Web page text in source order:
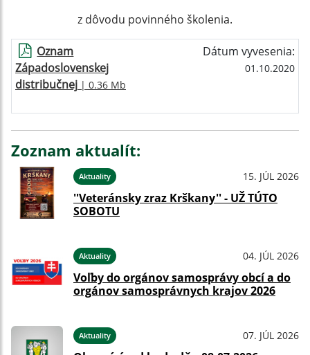
z dôvodu povinného školenia.
Oznam
Západoslovenskej
distribučnej | 0.36 Mb
Dátum vyvesenia:
01.10.2020
Zoznam aktualít:
Aktuality 15. JÚL 2026
''Veteránsky zraz Krškany'' - UŽ TÚTO
SOBOTU
Aktuality 04. JÚL 2026
Voľby do orgánov samosprávy obcí a do
orgánov samosprávnych krajov 2026
Aktuality 07. JÚL 2026